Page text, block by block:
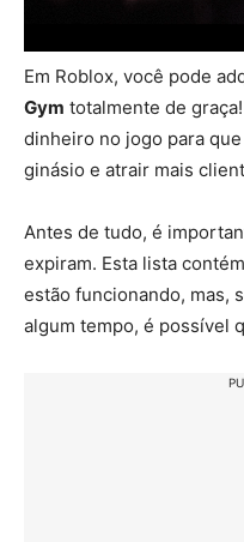
Em Roblox, você pode
Gym totalmente de
dinheiro no jogo para
ginásio e atrair mais
Antes de tudo, é
expiram. Esta lista
estão funcionando, mas,
algum tempo, é possível